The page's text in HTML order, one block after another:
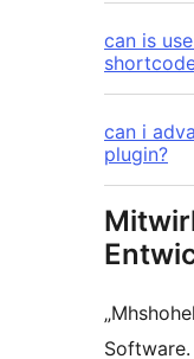
can is
can i
plugin?